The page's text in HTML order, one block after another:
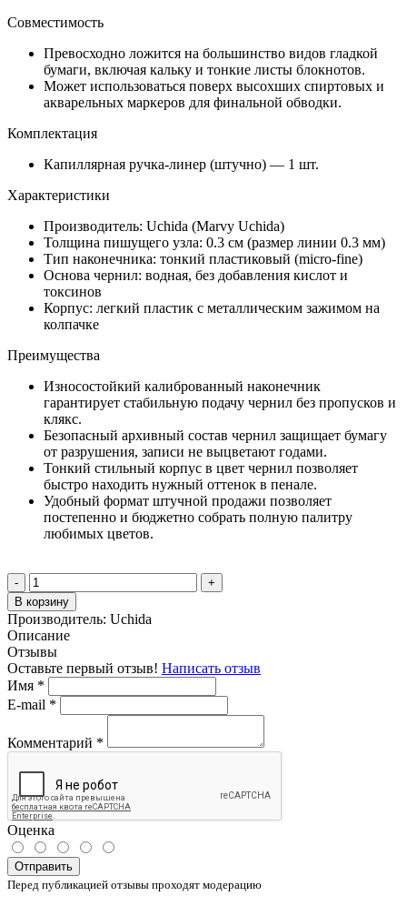
Совместимость
Превосходно ложится на большинство видов гладкой
бумаги, включая кальку и тонкие листы блокнотов.
Может использоваться поверх высохших спиртовых и
акварельных маркеров для финальной обводки.
Комплектация
Капиллярная ручка-линер (штучно) — 1 шт.
Характеристики
Производитель: Uchida (Marvy Uchida)
Толщина пишущего узла: 0.3 см (размер линии 0.3 мм)
Тип наконечника: тонкий пластиковый (micro-fine)
Основа чернил: водная, без добавления кислот и
токсинов
Корпус: легкий пластик с металлическим зажимом на
колпачке
Преимущества
Износостойкий калиброванный наконечник
гарантирует стабильную подачу чернил без пропусков и
клякс.
Безопасный архивный состав чернил защищает бумагу
от разрушения, записи не выцветают годами.
Тонкий стильный корпус в цвет чернил позволяет
быстро находить нужный оттенок в пенале.
Удобный формат штучной продажи позволяет
постепенно и бюджетно собрать полную палитру
любимых цветов.
-
+
В корзину
Производитель: Uchida
Описание
Отзывы
Оставьте первый отзыв! Написать отзыв
Имя *
E-mail *
Комментарий *
Оценка
Отправить
Перед публикацией отзывы проходят модерацию